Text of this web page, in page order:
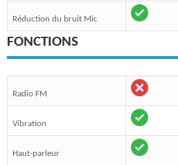
Réduction du bruit Mic
FONCTIONS
Radio FM
Vibration
Haut-parleur